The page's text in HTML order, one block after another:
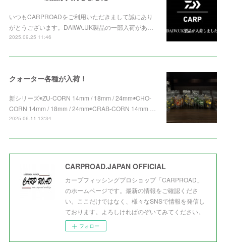
いつもCARPROADをご利用いただきまして誠にあり
がとうございます。DAIWA.UK製品の一部入荷があ…
2025.09.25 11:46
クォーター各種が入荷！
新シリーズ◉ZU-CORN 14mm / 18mm / 24mm◉CHO-
CORN 14mm / 18mm / 24mm◉CRAB-CORN 14mm …
2025.06.11 13:34
CARPROAD.JAPAN OFFICIAL
カープフィッシングプロショップ「CARPROAD」
のホームページです。最新の情報をご確認くださ
い。ここだけではなく、様々なSNSで情報を発信し
ております。よろしければのぞいてみてください。
フォロー